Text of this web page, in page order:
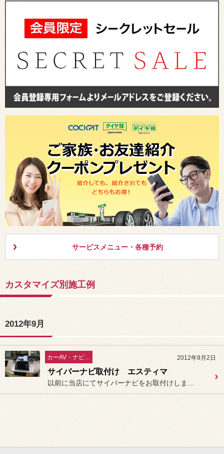
サービスメニュー・各種予約
カスタマイズ別施工例
2012年9月
カーAV・ナビ／セキュリティー 2012年9月2日
サイバーナビ取付け エスティマ